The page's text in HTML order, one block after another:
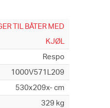
TIL BÅTER MED
KJØL
Respo
1000V571L209
530x209x- cm
329 kg